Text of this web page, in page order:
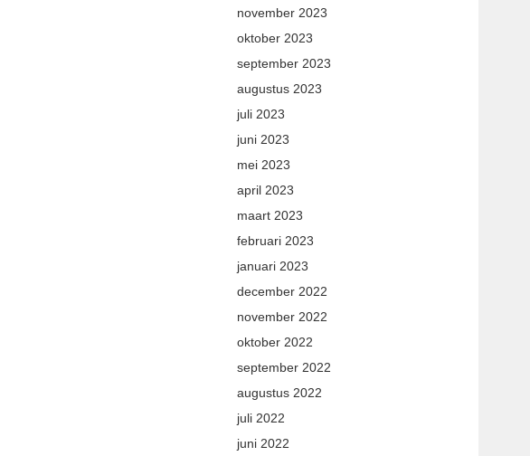
november 2023
oktober 2023
september 2023
augustus 2023
juli 2023
juni 2023
mei 2023
april 2023
maart 2023
februari 2023
januari 2023
december 2022
november 2022
oktober 2022
september 2022
augustus 2022
juli 2022
juni 2022